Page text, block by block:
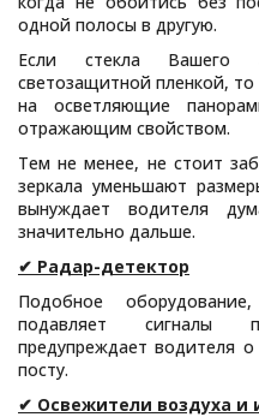
одной полосы в другую.
Если стекла Вашего
светозащитной пленкой,
на осветляющие
отражающим свойством.
Тем не менее, не стоит
зеркала уменьшают
вынуждает водителя
значительно дальше.
✔ Радар-детектор
Подобное
подавляет сигналы
предупреждает водителя
посту.
✔ Освежители воздуха и